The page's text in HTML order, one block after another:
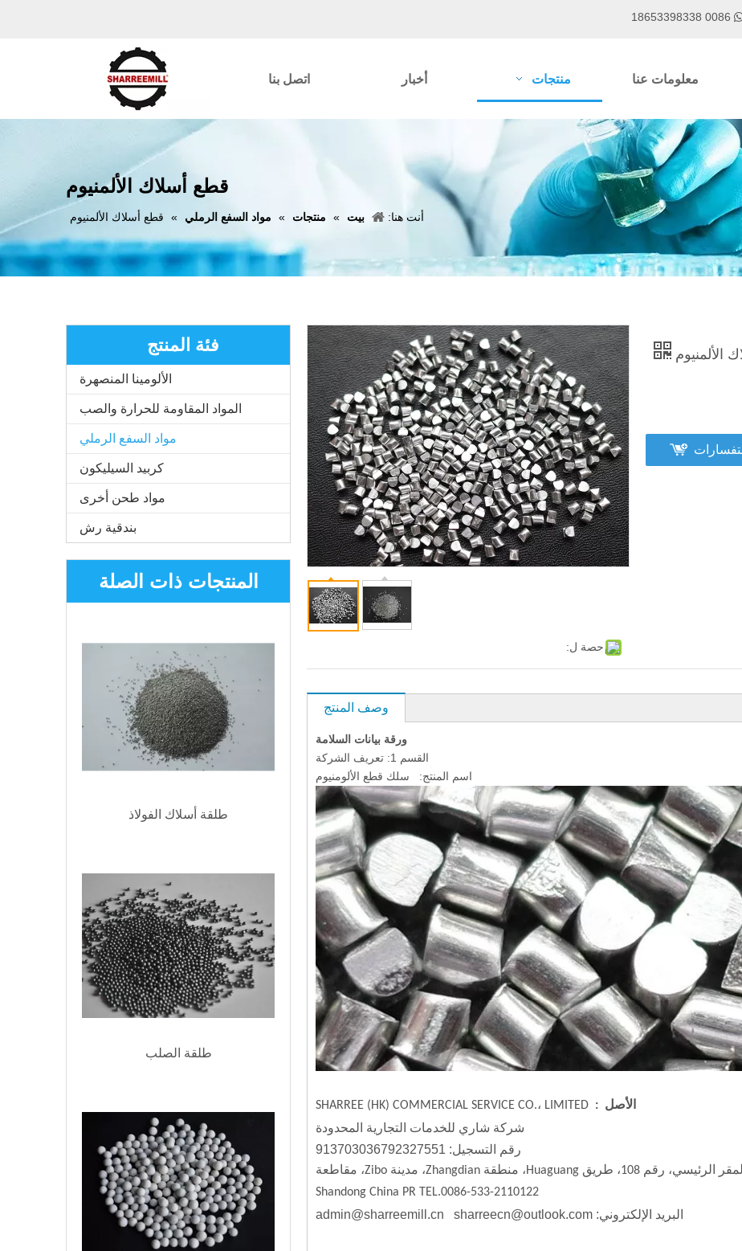
معلومات عنا منتجات أخبار اتصل بنا
قطع أسلاك الألمنيوم
أنت هنا: بيت » منتجات » مواد السفع الرملي » قطع أسلاك الألمنيوم
فئة المنتج
الألومينا المنصهرة
المواد المقاومة للحرارة والصب
مواد السفع الرملي
كربيد السيليكون
مواد طحن أخرى
بندقية رش
المنتجات ذات الصلة
طلقة أسلاك الفولاذ
طلقة الصلب
حصة ل:
الألمنيوم
وصف المنتج
ورقة بيانات السلامة
القسم 1: تعريف الشركة
اسم المنتج: سلك قطع الألومنيوم
الأصل :
شركة شاري للخدمات التجارية المحدودة
رقم التسجيل: 913703036792327551
1806-1807، 18F، مبنى المقر الرئيسي، رقم 108، طريق Huaguang، منطقة Zhangdian، مدينة Zibo، مقاطعة
Shandong China PR TEL.0086-533-2110122
البريد الإلكتروني: admin@sharreemill.cn sharreecn@outlook.com